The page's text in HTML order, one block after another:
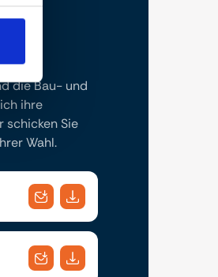
die Bau- und
ihre
schicken Sie
Wahl.